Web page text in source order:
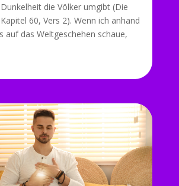
die Völker umgibt (Die
60, Vers 2). Wenn ich anhand
auf das Weltgeschehen schaue,